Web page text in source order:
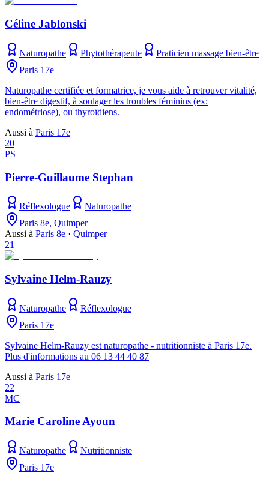
Céline Jablonski
Naturopathe Phytothérapeute
Praticien massage bien-être
Paris 17e
Naturopathe certifiée et formatrice, je vous aide à retrouver vitalité,
bien-être digestif, à soulager les troubles féminins (ex:
endométriose), ou thyroïdiens.
Aussi à Paris 17e
20
PS
Pierre-Guillaume Stephan
Réflexologue
Naturopathe
Paris 8e, Quimper
Aussi à Paris 8e · Quimper
21
Sylvaine Helm-Rauzy
Naturopathe
Réflexologue
Paris 17e
Sylvaine Helm-Rauzy est naturopathe - nutritionniste à Paris 17e.
Plus d'informations au 06 13 44 40 87
Aussi à Paris 17e
22
MC
Marie Caroline Ayoun
Naturopathe
Nutritionniste
Paris 17e